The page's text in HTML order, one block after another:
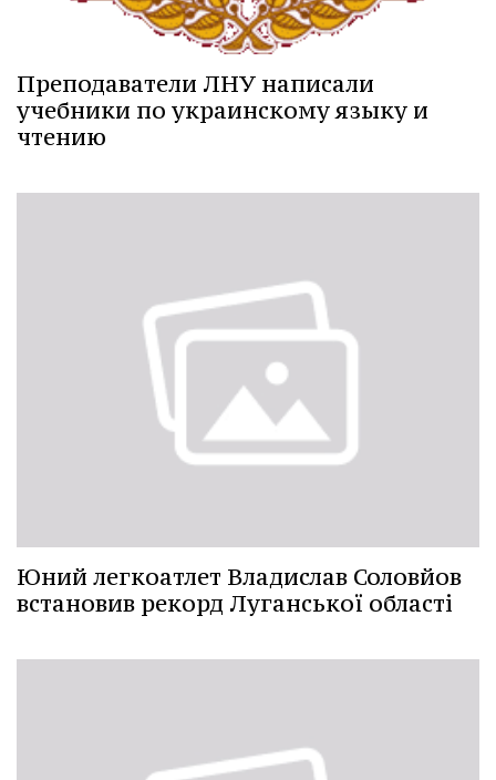
Преподаватели ЛНУ написали
учебники по украинскому языку и
чтению
Юний легкоатлет Владислав Соловйов
встановив рекорд Луганської області